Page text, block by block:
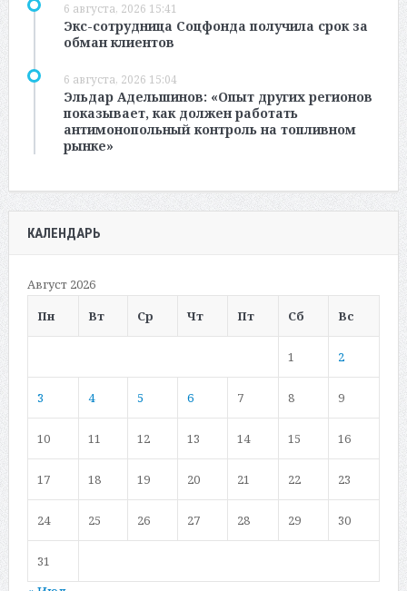
6 августа, 2026 15:41
Экс-сотрудница Соцфонда получила срок за
обман клиентов
6 августа, 2026 15:04
Эльдар Адельшинов: «Опыт других регионов
показывает, как должен работать
антимонопольный контроль на топливном
рынке»
КАЛЕНДАРЬ
Август 2026
Пн
Вт Ср Чт Пт Сб Вс
1 2
3 4 5 6 7 8 9
10 11 12 13 14 15 16
17 18 19 20 21 22 23
24 25 26 27 28 29 30
31